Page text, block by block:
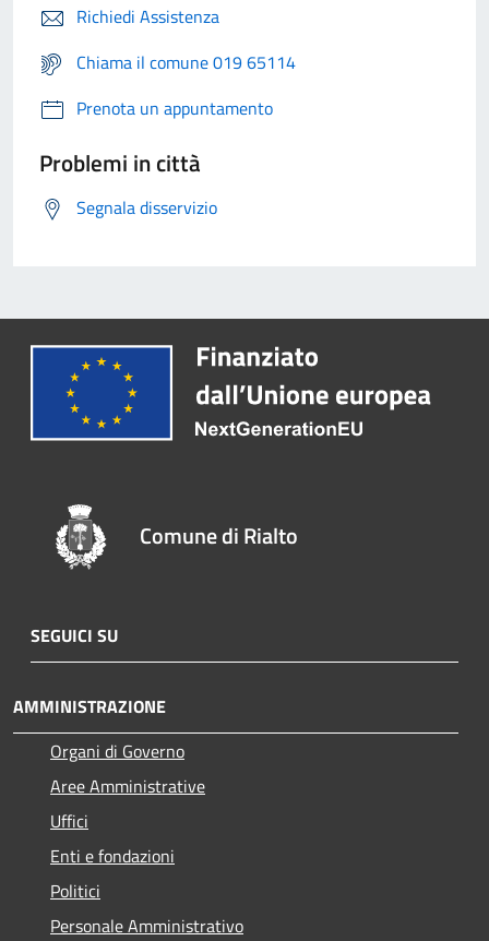
Richiedi Assistenza
Chiama il comune 019 65114
Prenota un appuntamento
Problemi in città
Segnala disservizio
Comune di Rialto
SEGUICI SU
AMMINISTRAZIONE
Organi di Governo
Aree Amministrative
Uffici
Enti e fondazioni
Politici
Personale Amministrativo